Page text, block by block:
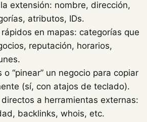
extensión: nombre, dirección,
atributos, IDs.
en mapas: categorías que
reputación, horarios,
“pinear” un negocio para copiar
(sí, con atajos de teclado).
a herramientas externas:
backlinks, whois, etc.